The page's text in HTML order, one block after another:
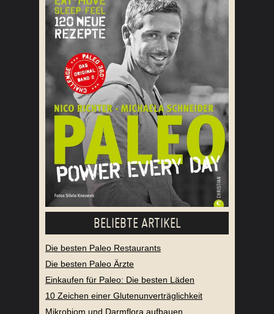
BELIEBTE ARTIKEL
Die besten Paleo Restaurants
Die besten Paleo Ärzte
Einkaufen für Paleo: Die besten Läden
10 Zeichen einer Glutenunverträglichkeit
Mikrobiom und Darmflora aufbauen